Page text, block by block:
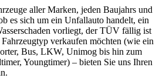
aller Marken, jeden Baujahrs und
es sich um ein Unfallauto handelt, ein
vorliegt, der TÜV fällig ist
verkaufen möchten (wie ein
Bus, LKW, Unimog bis hin zum
Youngtimer) – bieten Sie uns Ihren